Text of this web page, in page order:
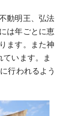
動明王、弘法
は年ごとに恵
ます。また神
います。ま
行われるよう